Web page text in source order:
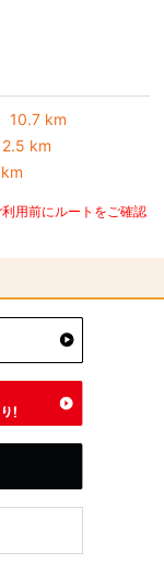
10.7 km
km
用前にルートをご確認